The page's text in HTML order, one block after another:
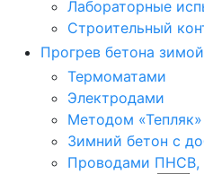
Лабораторные
Строительный
Прогрев бетона зимой
Термоматами
Электродами
Методом «Тепляк»
Зимний бетон с
Проводами